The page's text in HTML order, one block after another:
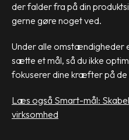
der falder fra på din
gerne gøre noget ved.
Under alle omstændigheder
sætte et mål, så du ikke
fokuserer dine kræfter på de
Læs også Smart-mål:
virksomhed